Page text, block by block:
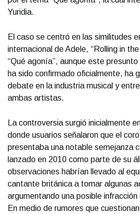
Yuridia.
El caso se centró en las similitudes
internacional de Adele, “Rolling in
“Qué agonía”, aunque este
ha sido confirmado oficialmente, ha
debate en la industria musical y
ambas artistas.
La controversia surgió inicialmente
donde usuarios señalaron que el
presentaba una notable semejanza
lanzado en 2010 como parte de su
observaciones habrían llevado al
cantante británica a tomar algunas
argumentando una posible
En medio de rumores que